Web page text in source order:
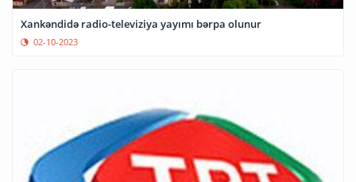
Xankəndidə radio-televiziya yayımı bərpa olunur
02-10-2023